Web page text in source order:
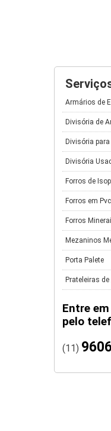
Armários de
Divisória de
Divisória
Divisória
Forros de
Forros em Pvc
Forros
Mezaninos
Porta Palete
Prateleiras de
Entre
pelo
(11)